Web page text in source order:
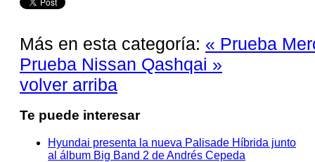
Más en esta categoría: « Prueba
Prueba Nissan Qashqai »
volver arriba
Te puede interesar
Hyundai presenta la nueva Palisade Híbrida junto
al álbum Big Band 2 de Andrés Cepeda